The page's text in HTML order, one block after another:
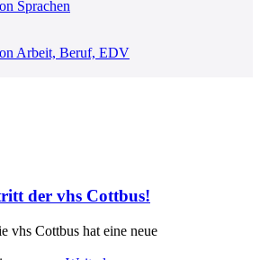
der vhs Cottbus!
vhs Cottbus hat eine neue